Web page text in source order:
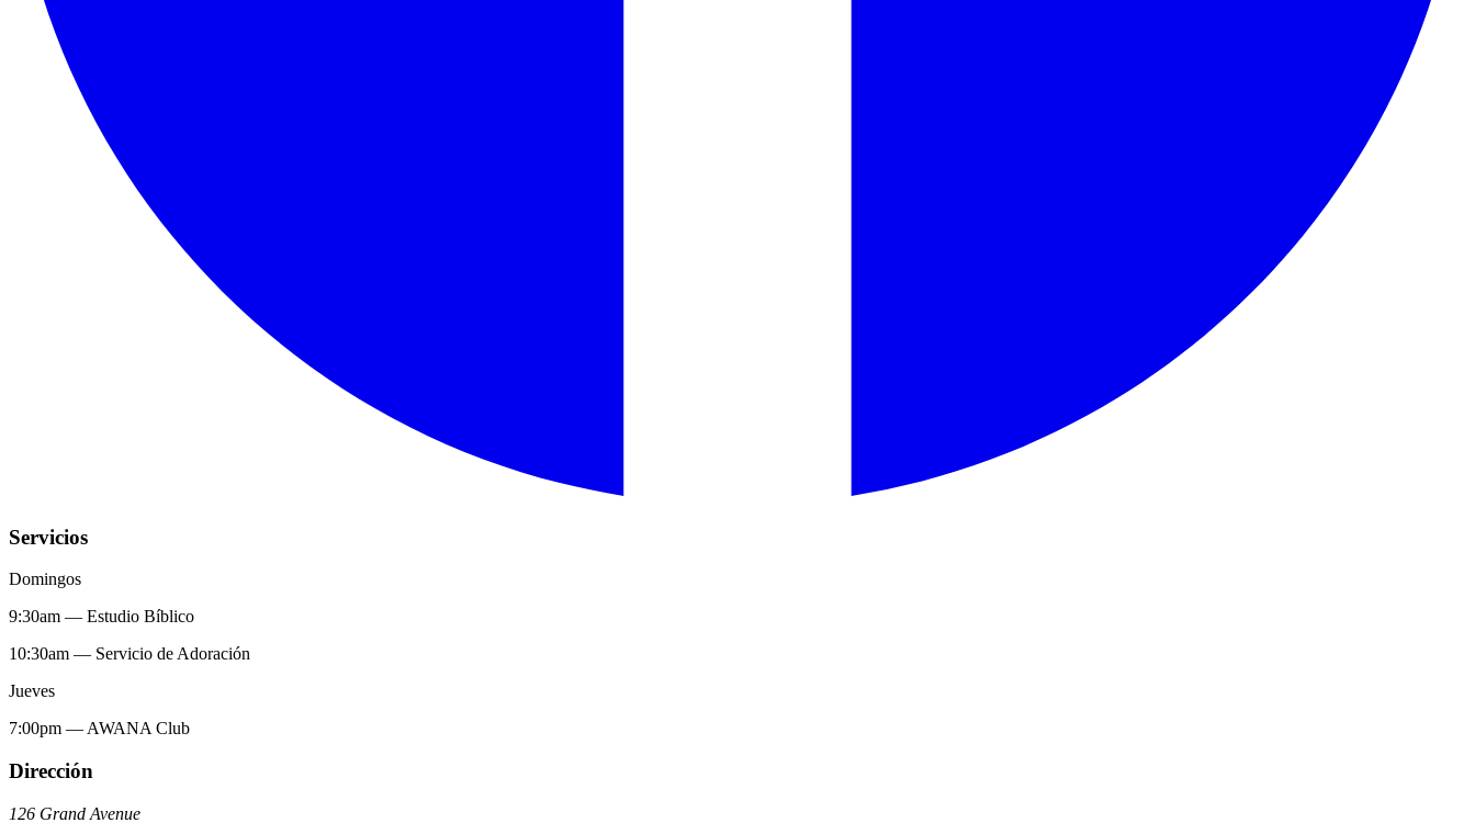
Servicios
Domingos
9:30am — Estudio Bíblico
10:30am — Servicio de Adoración
Jueves
7:00pm — AWANA Club
Dirección
126 Grand Avenue